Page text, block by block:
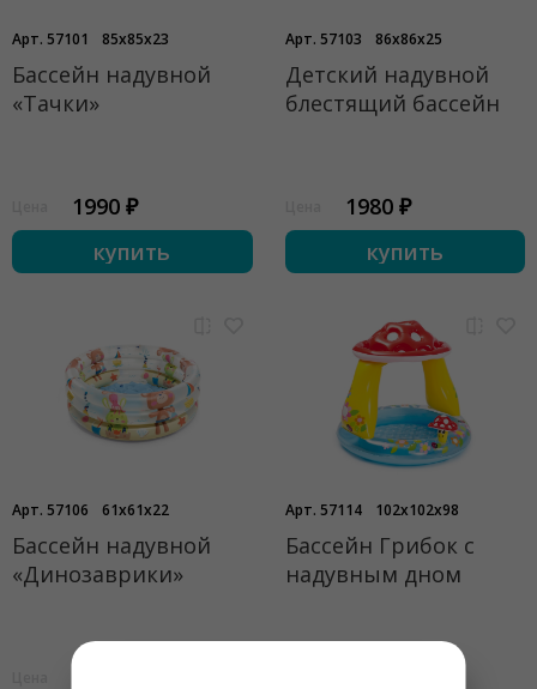
Арт. 57101 85x85x23
Бассейн надувной
«Тачки»
1990 ₽
купить
Арт. 57103 86x86x25
Детский надувной
блестящий бассейн
1980 ₽
купить
Арт. 57106 61x61x22
Бассейн надувной
«Динозаврики»
Арт. 57114 102x102x98
Бассейн Грибок с
надувным дном